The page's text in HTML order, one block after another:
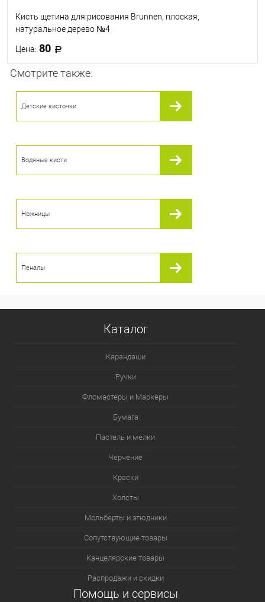
Кисть щетина для рисования Brunnen, плоская,
натуральное дерево №4
Цена: 80
В наличии
Смотрите также:
Детские кисточки
Водяные кисти
Ножницы
Пеналы
Каталог
Карандаши
Ручки
Фломастеры и Маркеры
Бумага
Пастель и мелки
Черчение
Краски
Холсты
Мольберты и этюдники
Сопутствующие товары
Канцелярские товары
Распродажи и скидки
Помощь и сервисы